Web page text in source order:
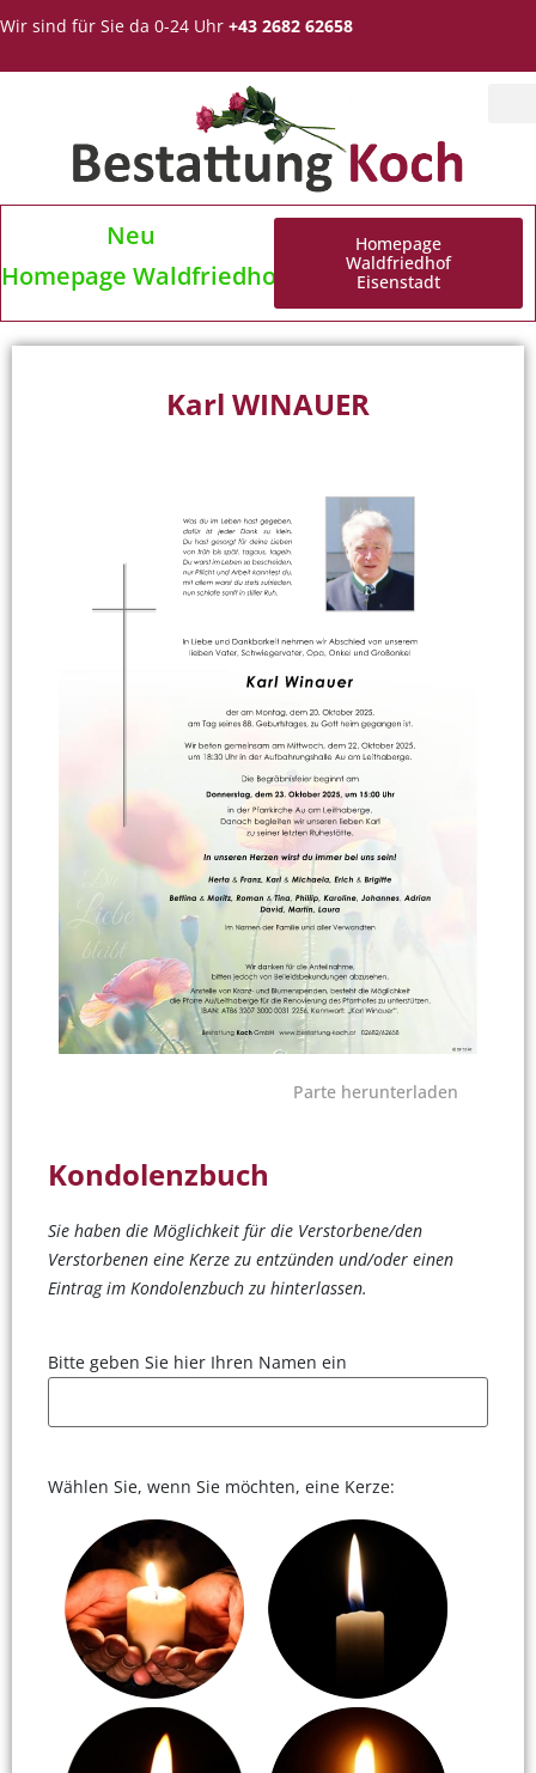
Wir sind für Sie da 0-24 Uhr +43 2682 62658
Neu
Homepage Waldfriedhof Eisenstadt
Homepage
Waldfriedhof
Eisenstadt
Karl WINAUER
Parte herunterladen
Kondolenzbuch
Sie haben die Möglichkeit für die Verstorbene/den
Verstorbenen eine Kerze zu entzünden und/oder einen
Eintrag im Kondolenzbuch zu hinterlassen.
Bitte geben Sie hier Ihren Namen ein
Wählen Sie, wenn Sie möchten, eine Kerze: